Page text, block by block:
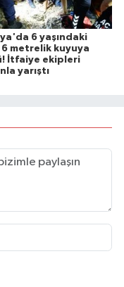
6 yaşındaki
6 metrelik kuyuya
İtfaiye ekipleri
yarıştı